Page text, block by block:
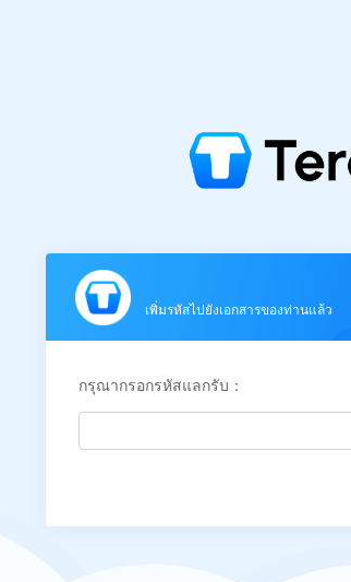
เพิ่มรหัสไปยังเอกสารของท่านแล้ว
กรุณากรอกรหัสแลกรับ：